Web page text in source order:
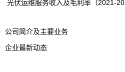
运维服务收入及毛利率（2021-
简介及主要业务
业最新动态